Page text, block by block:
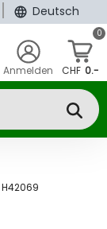
Deutsch
Anmelden
0
CHF 0.-
H42069